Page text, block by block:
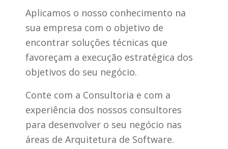
Aplicamos o nosso conhecimento na
sua empresa com o objetivo de
encontrar soluções técnicas que
favoreçam a execução estratégica dos
objetivos do seu negócio.
Conte com a Consultoria e com a
experiência dos nossos consultores
para desenvolver o seu negócio nas
áreas de Arquitetura de Software.